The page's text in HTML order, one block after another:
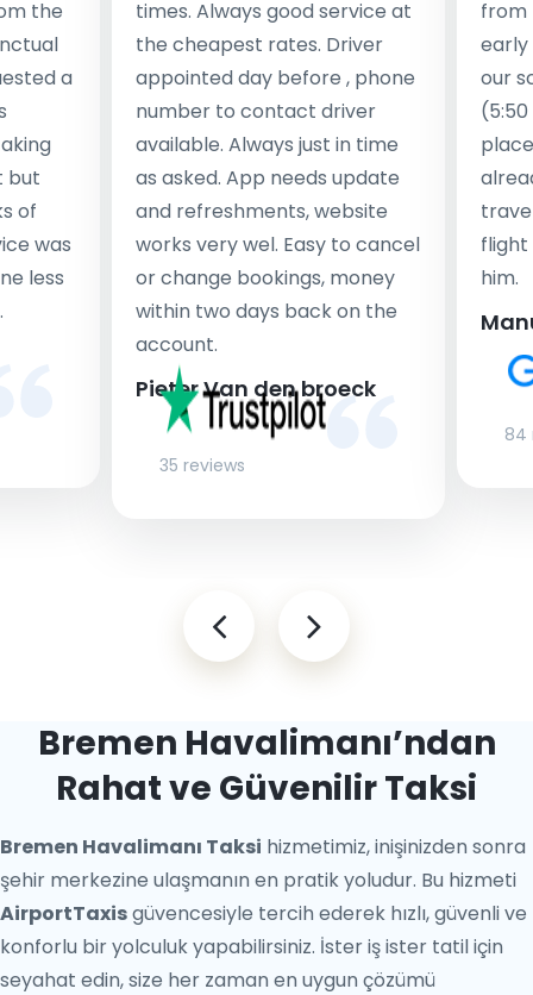
the
a
but
of
was
less
times. Always good service at
the cheapest rates. Driver
appointed day before , phone
number to contact driver
available. Always just in time
as asked. App needs update
and refreshments, website
works very wel. Easy to cancel
or change bookings, money
within two days back on the
account.
Pieter Van den broeck
35 reviews
from
early
our
flight
him.
84
Bremen Havalimanı’ndan
Rahat ve Güvenilir Taksi
Bremen Havalimanı Taksi hizmetimiz, inişinizden sonra
şehir merkezine ulaşmanın en pratik yoludur. Bu hizmeti
AirportTaxisgüvencesiyle tercih ederek hızlı, güvenli ve
konforlu bir yolculuk yapabilirsiniz. İster iş ister tatil için
seyahat edin, size her zaman en uygun çözümü